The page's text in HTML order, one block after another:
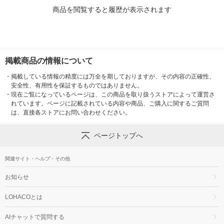
商品を閲覧すると履歴が表示されます
掲載商品の情報について
・ 掲載している情報の精度には万全を期しておりますが、その内容の正確性、
安全性、有用性を保証するものではありません。
・ 現在ご覧になっているページは、この商品を取り扱うストアによって運営さ
れています。ページに記載されている内容や商品、ご購入に関するご質問
は、直接各ストアにお問い合わせください。
ページトップへ
関連サイト・ヘルプ・その他
お知らせ
LOHACOとは
AIチャットで質問する